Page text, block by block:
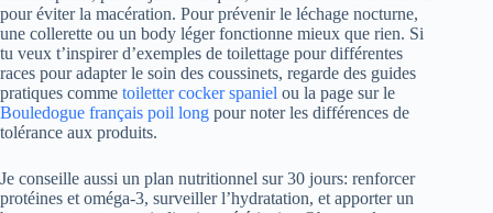
pour éviter la macération. Pour prévenir le léchage nocturne,
une collerette ou un body léger fonctionne mieux que rien. Si
tu veux t’inspirer d’exemples de toilettage pour différentes
races pour adapter le soin des coussinets, regarde des guides
pratiques comme toiletter cocker spaniel ou la page sur le
Bouledogue français poil long pour noter les différences de
tolérance aux produits.
Je conseille aussi un plan nutritionnel sur 30 jours: renforcer
protéines et oméga-3, surveiller l’hydratation, et apporter un